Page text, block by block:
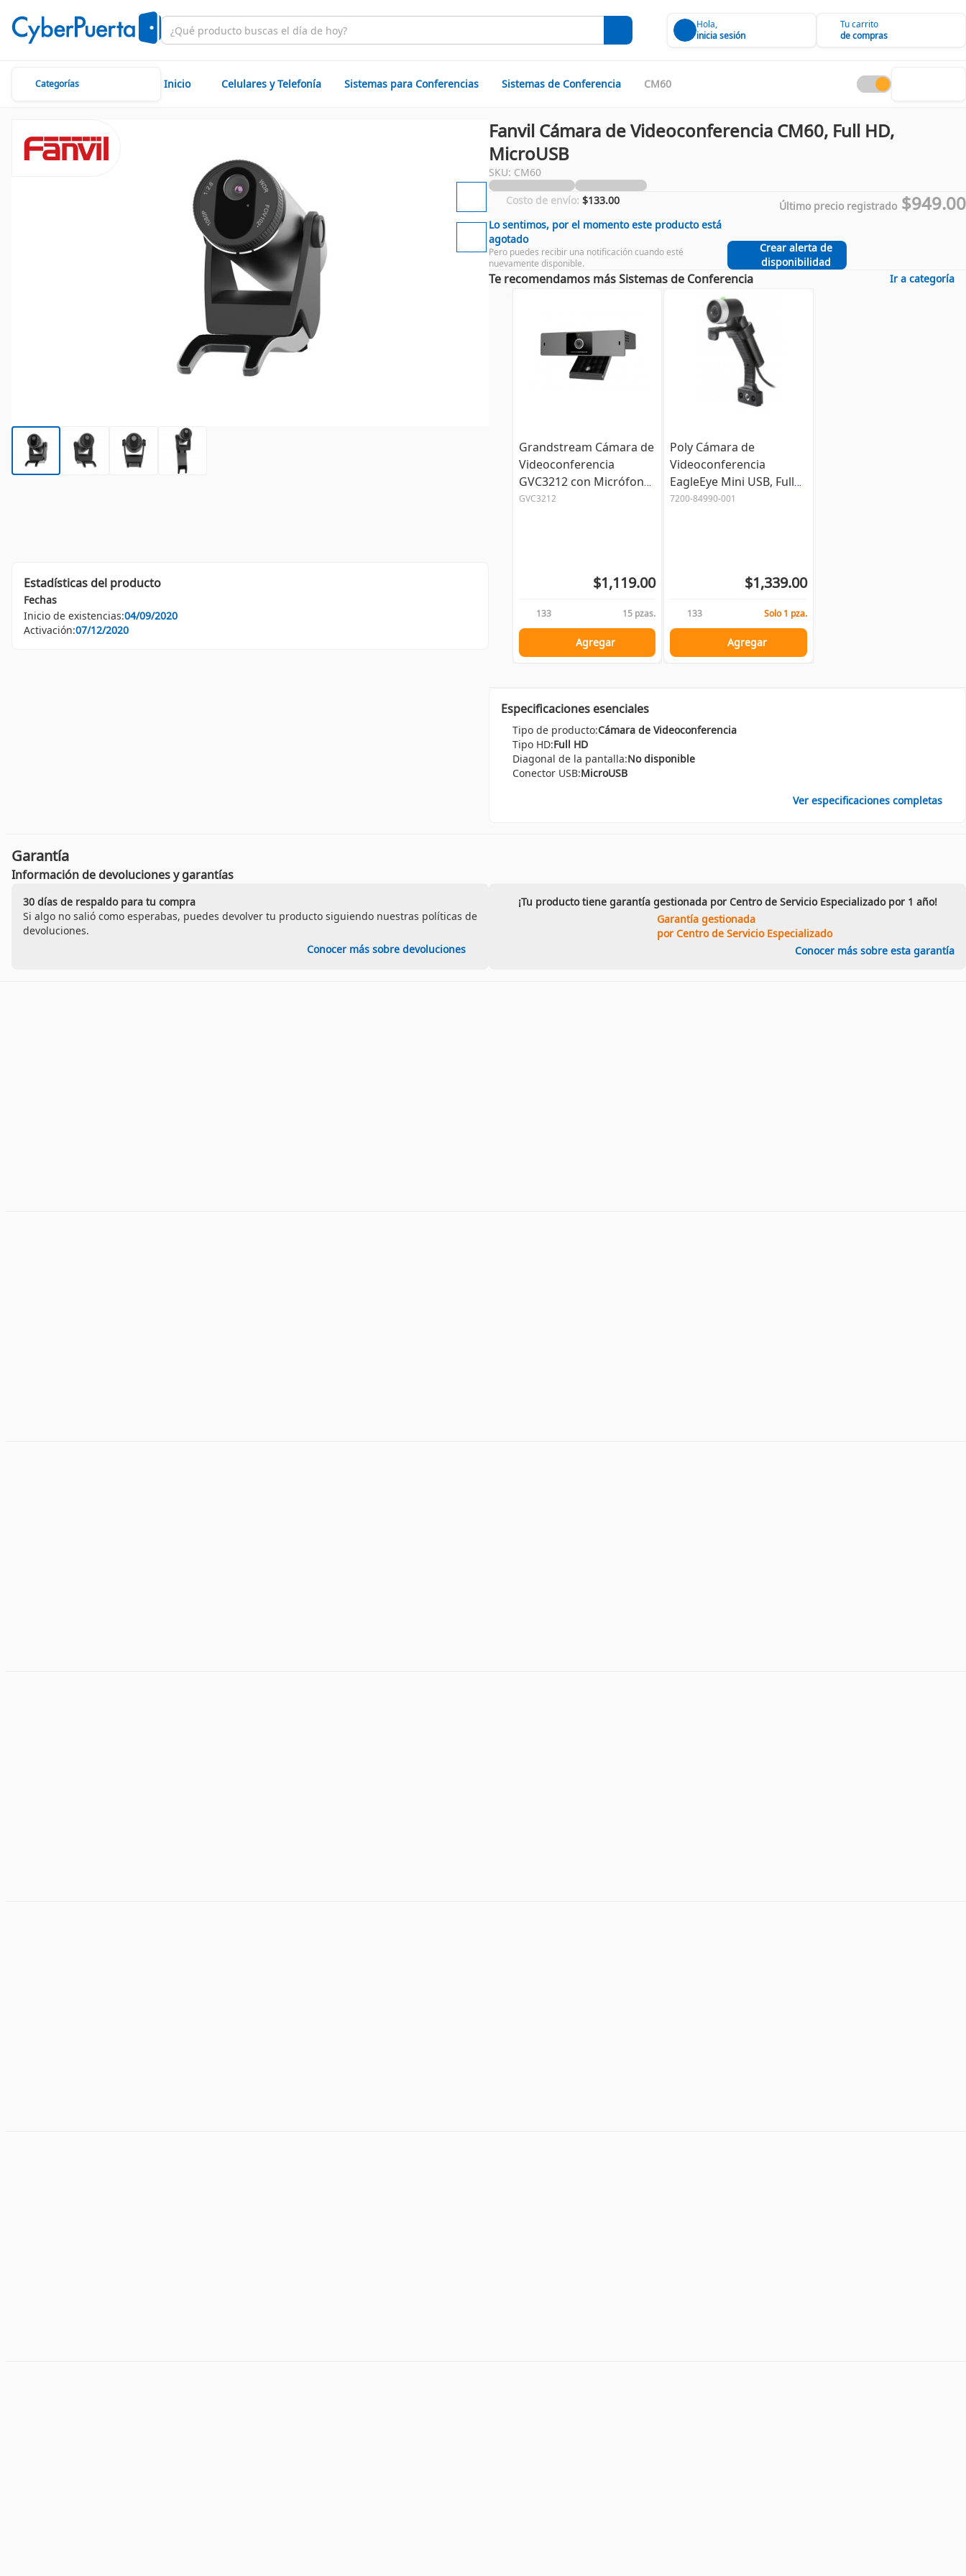
Hola,
inicia sesión
Tu carrito
de compras
Categorías Inicio Celulares y Telefonía Sistemas para Conferencias Sistemas de Conferencia CM60
Estadísticas del producto
Fechas
Inicio de existencias:04/09/2020
Activación:07/12/2020
Fanvil Cámara de Videoconferencia CM60, Full HD,
MicroUSB
SKU: CM60
Costo de envío: $133.00 Último precio registrado $949.00
Lo sentimos, por el momento este producto está
agotado
Pero puedes recibir una notificación cuando esté
nuevamente disponible.
Crear alerta de
disponibilidad
Te recomendamos más Sistemas de Conferencia Ir a categoría
Grandstream Cámara de
Videoconferencia
GVC3212 con Micrófono,
HD, WiFi, 1x RJ-45, 1x
GVC3212
$1,119.00
133 15 pzas.
Agregar
Poly Cámara de
Videoconferencia
EagleEye Mini USB, Full
HD, Negro - incluye Kit
7200-84990-001
$1,339.00
133 Solo 1 pza.
Agregar
Especificaciones esenciales
Tipo de producto:Cámara de Videoconferencia
Tipo HD:Full HD
Diagonal de la pantalla:No disponible
Conector USB:MicroUSB
Ver especificaciones completas
Garantía
Información de devoluciones y garantías
30 días de respaldo para tu compra
Si algo no salió como esperabas, puedes devolver tu producto siguiendo nuestras políticas de
devoluciones.
Conocer más sobre devoluciones
¡Tu producto tiene garantía gestionada por Centro de Servicio Especializado por 1 año!
Garantía gestionada
por Centro de Servicio Especializado
Conocer más sobre esta garantía